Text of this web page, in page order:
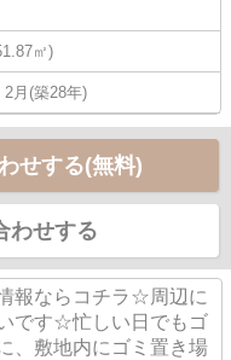
㎡)
2月(築28年)
せする(無料)
わせする
報ならコチラ☆周辺に
です☆忙しい日でもゴ
、敷地内にゴミ置き場